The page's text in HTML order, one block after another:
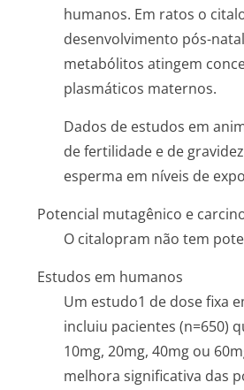
humanos. Em ratos o
desenvolvimento pós-
metabólitos atingem
plasmáticos maternos.
Dados de estudos em
de fertilidade e de
esperma em níveis de
Potencial mutagênico e
O citalopram não tem
Estudos em humanos
Um estudo1 de dose fixa
incluiu pacientes (n=650)
10mg, 20mg, 40mg ou
melhora significativa das